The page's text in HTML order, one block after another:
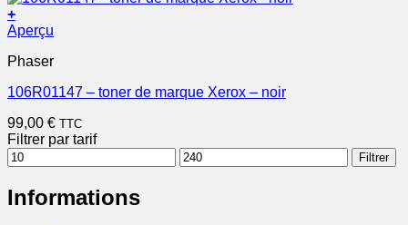
+
Aperçu
Phaser
106R01147 – toner de marque Xerox – noir
99,00 € TTC
Filtrer par tarif
Prix
min
Prix
max
Filtrer
Informations